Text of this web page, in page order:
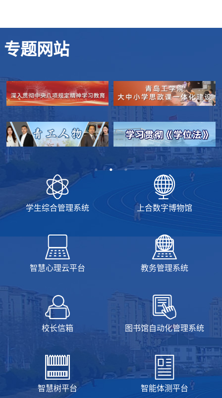
专题网站
学生综合管理系统 上合数字博物馆
智慧心理云平台 教务管理系统
校长信箱 图书馆自动化管理系统
智慧树平台 智能体测平台